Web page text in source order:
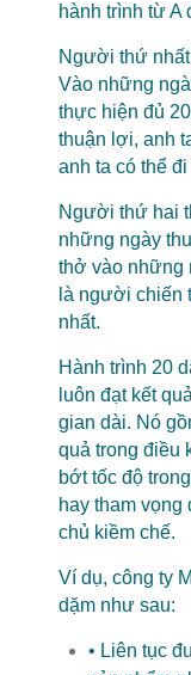
hành trình từ A
Người thứ nhất
Vào những
thực hiện đủ
thuận lợi, anh
anh ta có thể
Người thứ hai
những ngày
thở vào những
là người chiến
nhất.
Hành trình 20
luôn đạt kết
gian dài. Nó
quả trong điều
bớt tốc độ
hay tham
chủ kiềm chế.
Ví dụ, công ty
dặm như sau:
• Liên tục